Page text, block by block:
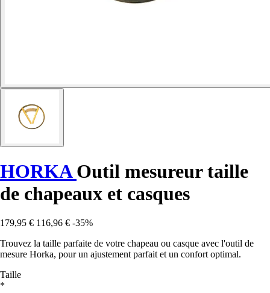
HORKAOutil mesureur taille
de chapeaux et casques
179,95 € 116,96 € -35%
Trouvez la taille parfaite de votre chapeau ou casque avec l'outil de
mesure Horka, pour un ajustement parfait et un confort optimal.
Taille
*